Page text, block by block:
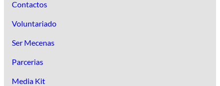
Contactos
Voluntariado
Ser Mecenas
Parcerias
Media Kit